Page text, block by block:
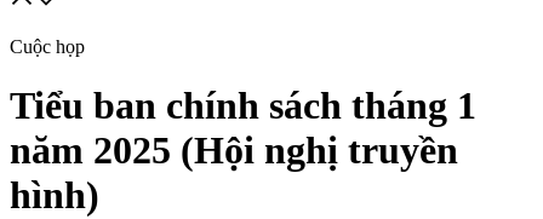
Cuộc họp
Tiểu ban chính sách tháng 1
năm 2025 (Hội nghị truyền
hình)